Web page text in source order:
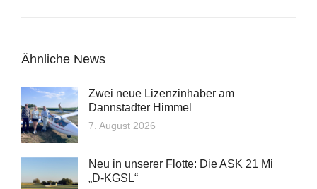
Ähnliche News
Zwei neue Lizenzinhaber am
Dannstadter Himmel
7. August 2026
Neu in unserer Flotte: Die ASK 21 Mi
„D‑KGSL“